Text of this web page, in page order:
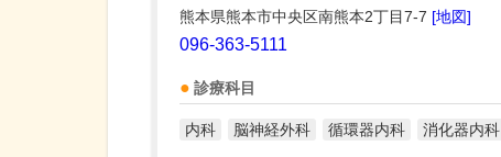
熊本県熊本市中央区南熊本2丁目7-7 [地図]
096-363-5111
診療科目
内科 脳神経外科 循環器内科 消化器内科